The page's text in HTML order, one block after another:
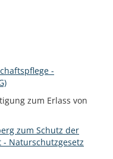
-
zum Erlass von
zum Schutz der
Naturschutzgesetz